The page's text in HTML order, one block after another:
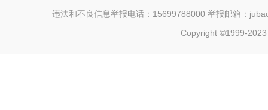
违法和不良信息举报电话：15699788000 举报邮箱：
Copyright ©1999-